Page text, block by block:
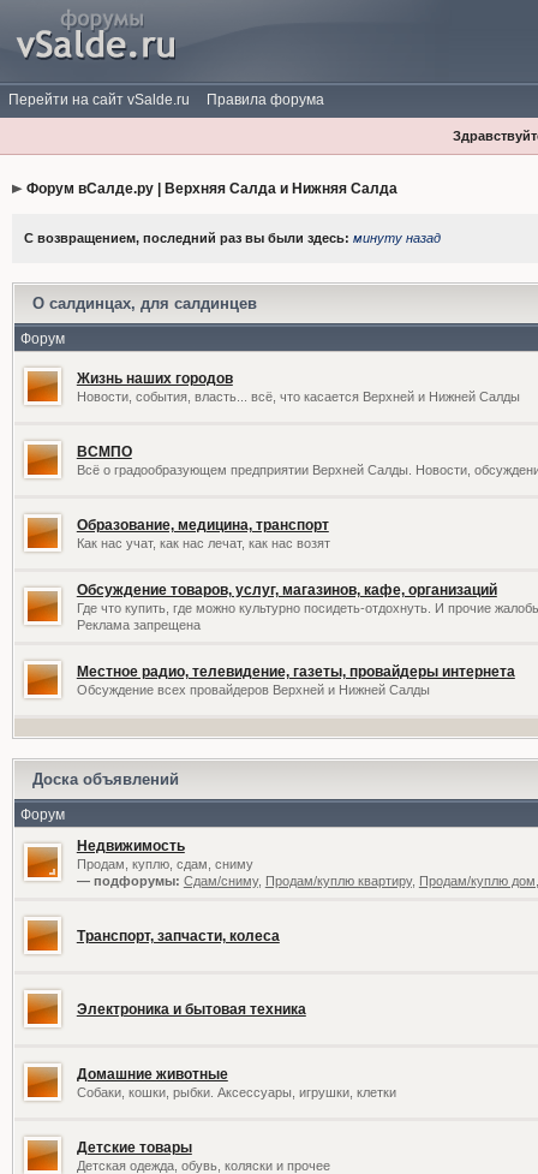
Перейти на сайт vSalde.ru Правила форума
Форум вСалде.ру | Верхняя Салда и Нижняя Салда
С возвращением, последний раз вы были здесь: минуту назад
О салдинцах, для салдинцев
Форум
Жизнь наших городов
Новости, события, власть... всё, что касается Верхней и Нижней Салды
ВСМПО
Всё о градообразующем предприятии Верхней Салды. Новости,
Образование, медицина, транспорт
Как нас учат, как нас лечат, как нас возят
Обсуждение товаров, услуг, магазинов, кафе, организаций
Где что купить, где можно культурно посидеть-отдохнуть. И прочие
Реклама запрещена
Местное радио, телевидение, газеты, провайдеры интернета
Обсуждение всех провайдеров Верхней и Нижней Салды
Доска объявлений
Форум
Недвижимость
Продам, куплю, сдам, сниму
— подфорумы: Сдам/сниму, Продам/куплю квартиру, Продам/куплю
Транспорт, запчасти, колеса
Электроника и бытовая техника
Домашние животные
Собаки, кошки, рыбки. Аксессуары, игрушки, клетки
Детские товары
Детская одежда, обувь, коляски и прочее